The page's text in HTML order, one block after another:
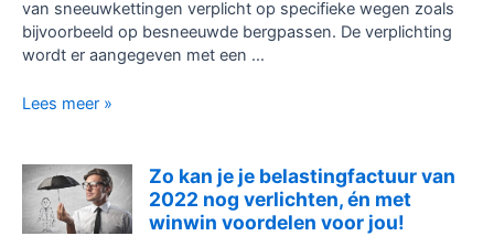
van sneeuwkettingen verplicht op specifieke wegen zoals
bijvoorbeeld op besneeuwde bergpassen. De verplichting
wordt er aangegeven met een …
Sneeuwkettingen?
verplicht
de
Lees meer »
Zo kan je je belastingfactuur van
2022 nog verlichten, én met
winwin voordelen voor jou!